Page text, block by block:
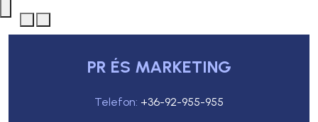
PR ÉS MARKETING
Telefon: +36-92-955-955